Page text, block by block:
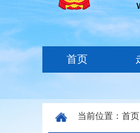
当前位置： 首页